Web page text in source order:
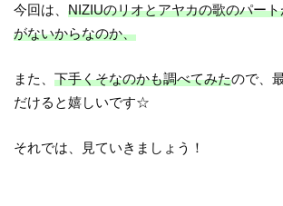
今回は、NIZIUのリオとアヤカの歌のパー
がないからなのか、
また、下手くそなのかも調べてみたので、
だけると嬉しいです☆
それでは、見ていきましょう！